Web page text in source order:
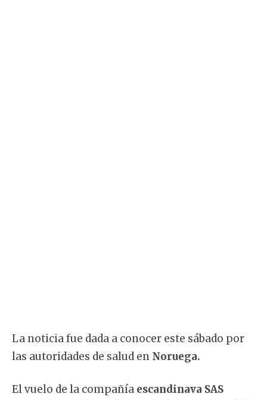
La noticia fue dada a conocer este sábado por
las autoridades de salud en Noruega.
El vuelo de la compañía escandinava SAS